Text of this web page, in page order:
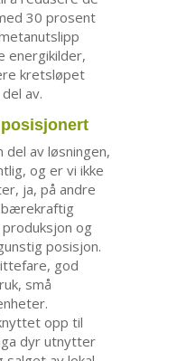
30 prosent
energikilder,
kretsløpet
av.
av løsningen,
og er vi ikke
ja, på andre
bærekraftig
og
posisjon.
god
små
opp til
dyr utnytter